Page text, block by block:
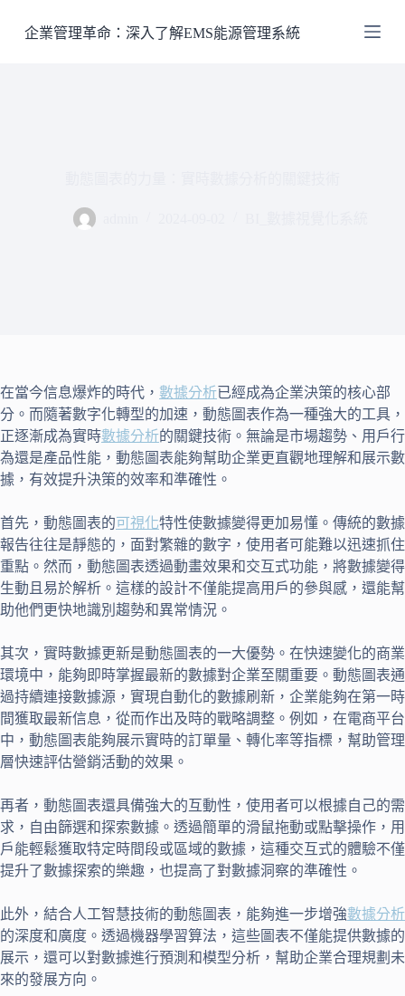
至
企業管理革命：深入了解EMS能源管理系統
在當今信息爆炸的時代， 數據分析已經成為企業決策的核心部
分。而隨著數字化轉型的加速，動態圖表作為一種強大的工具，
正逐漸成為實時數據分析的關鍵技術。無論是市場趨勢、用戶行
為還是產品性能，動態圖表能夠幫助企業更直觀地理解和展示數
據，有效提升決策的效率和準確性。
首先，動態圖表的可視化特性使數據變得更加易懂。傳統的數據
報告往往是靜態的，面對繁雜的數字，使用者可能難以迅速抓住
重點。然而，動態圖表透過動畫效果和交互式功能，將數據變得
生動且易於解析。這樣的設計不僅能提高用戶的參與感，還能幫
助他們更快地識別趨勢和異常情況。
其次，實時數據更新是動態圖表的一大優勢。在快速變化的商業
環境中，能夠即時掌握最新的數據對企業至關重要。動態圖表通
過持續連接數據源，實現自動化的數據刷新，企業能夠在第一時
間獲取最新信息，從而作出及時的戰略調整。例如，在電商平台
中，動態圖表能夠展示實時的訂單量、轉化率等指標，幫助管理
層快速評估營銷活動的效果。
再者，動態圖表還具備強大的互動性，使用者可以根據自己的需
求，自由篩選和探索數據。透過簡單的滑鼠拖動或點擊操作，用
戶能輕鬆獲取特定時間段或區域的數據，這種交互式的體驗不僅
提升了數據探索的樂趣，也提高了對數據洞察的準確性。
此外，結合人工智慧技術的動態圖表，能夠進一步增強數據分析
的深度和廣度。透過機器學習算法，這些圖表不僅能提供數據的
展示，還可以對數據進行預測和模型分析，幫助企業合理規劃未
來的發展方向。